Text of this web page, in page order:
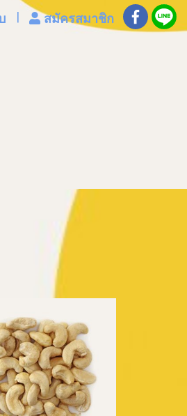
สมัครสมาชิก